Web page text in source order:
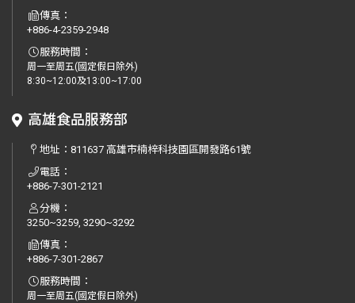
傳真：
+886-4-2359-2948
服務時間：
周一至周五(國定假日除外)
8:30~12:00及13:00~17:00
高雄食品服務部
地址：811637 高雄市楠梓科技園區開發路61號
電話：
+886-7-301-2121
分機：
3250~3259, 3290~3292
傳真：
+886-7-301-2867
服務時間：
周一至周五(國定假日除外)